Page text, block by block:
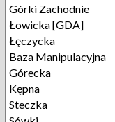
Górki Zachodnie
Łowicka [GDA]
Łęczycka
Baza Manipulacyjna
Górecka
Kępna
Steczka